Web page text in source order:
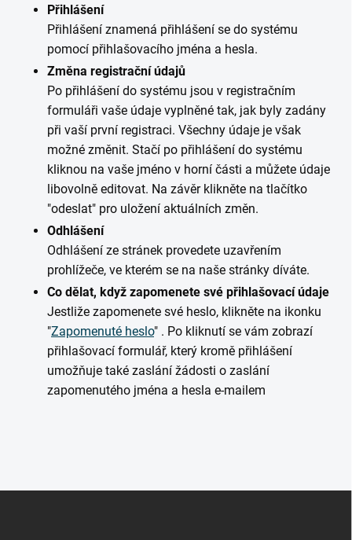
Přihlášení
Přihlášení znamená přihlášení se do systému
pomocí přihlašovacího jména a hesla.
Změna registrační údajů
Po přihlášení do systému jsou v registračním
formuláři vaše údaje vyplněné tak, jak byly zadány
při vaší první registraci. Všechny údaje je však
možné změnit. Stačí po přihlášení do systému
kliknou na vaše jméno v horní části a můžete údaje
libovolně editovat. Na závěr klikněte na tlačítko
"odeslat" pro uložení aktuálních změn.
Odhlášení
Odhlášení ze stránek provedete uzavřením
prohlížeče, ve kterém se na naše stránky díváte.
Co dělat, když zapomenete své přihlašovací údaje
Jestliže zapomenete své heslo, klikněte na ikonku
"Zapomenuté heslo" . Po kliknutí se vám zobrazí
přihlašovací formulář, který kromě přihlášení
umožňuje také zaslání žádosti o zaslání
zapomenutého jména a hesla e-mailem